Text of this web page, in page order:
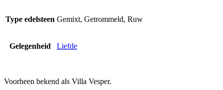
Type edelsteen Gemixt, Getrommeld, Ruw
Gelegenheid Liefde
Voorheen bekend als Villa Vesper.